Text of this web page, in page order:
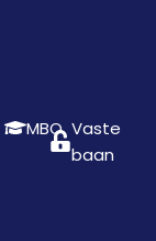
MBO Vaste
baan